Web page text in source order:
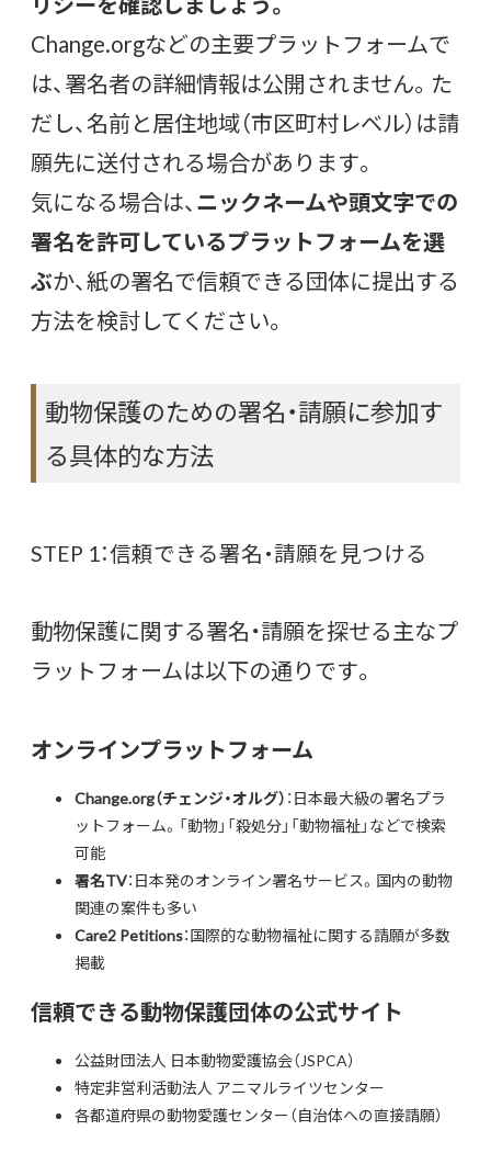
Change.orgなどの主要プラットフォームで
は、署名者の詳細情報は公開されません。た
だし、名前と居住地域（市区町村レベル）は請
願先に送付される場合があります。
気になる場合は、ニックネームや頭文字での
署名を許可しているプラットフォームを選
ぶか、紙の署名で信頼できる団体に提出する
方法を検討してください。
動物保護のための署名・請願に参加す
る具体的な方法
STEP 1：信頼できる署名・請願を見つける
動物保護に関する署名・請願を探せる主なプ
ラットフォームは以下の通りです。
オンラインプラットフォーム
Change.org（チェンジ・オルグ） ：日本最大級の署名プラ
ットフォーム。「動物」「殺処分」「動物福祉」などで検索
可能
署名TV：日本発のオンライン署名サービス。国内の動物
関連の案件も多い
Care2 Petitions：国際的な動物福祉に関する請願が多数
掲載
信頼できる動物保護団体の公式サイト
公益財団法人 日本動物愛護協会（JSPCA）
特定非営利活動法人 アニマルライツセンター
各都道府県の動物愛護センター（自治体への直接請願）